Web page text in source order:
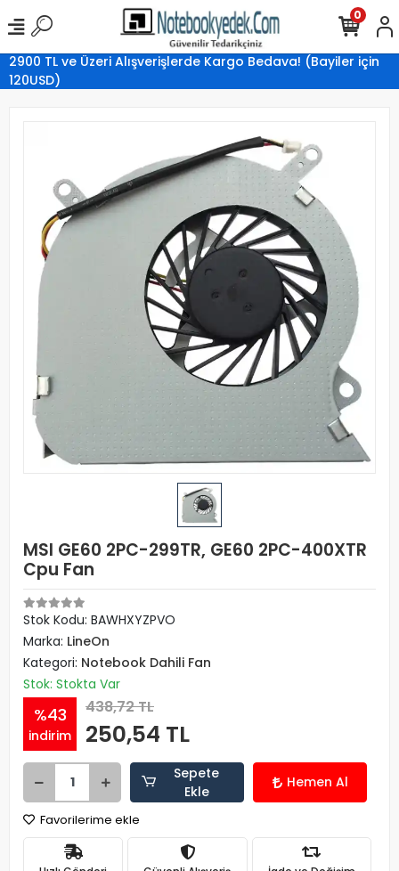
2900 TL ve Üzeri Alışverişlerde Kargo Bedava! (Bayiler için
120USD)
0
MSI GE60 2PC-299TR, GE60 2PC-400XTR
Cpu Fan
Stok Kodu: BAWHXYZPVO
Marka: LineOn
Kategori: Notebook Dahili Fan
Stok: Stokta Var
%43
indirim
438,72 TL
250,54 TL
Sepete
Ekle
Hemen Al
Favorilerime ekle